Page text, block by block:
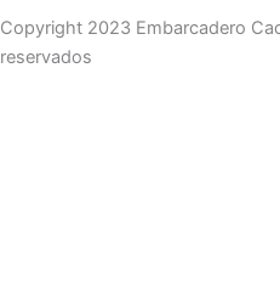
Copyright 2023 Embarcadero
reservados